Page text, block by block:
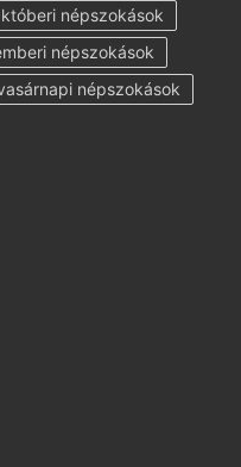
népszokások
népszokások
népszokások